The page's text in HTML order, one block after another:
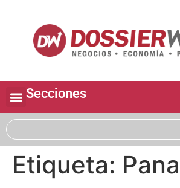
Secciones
Etiqueta: